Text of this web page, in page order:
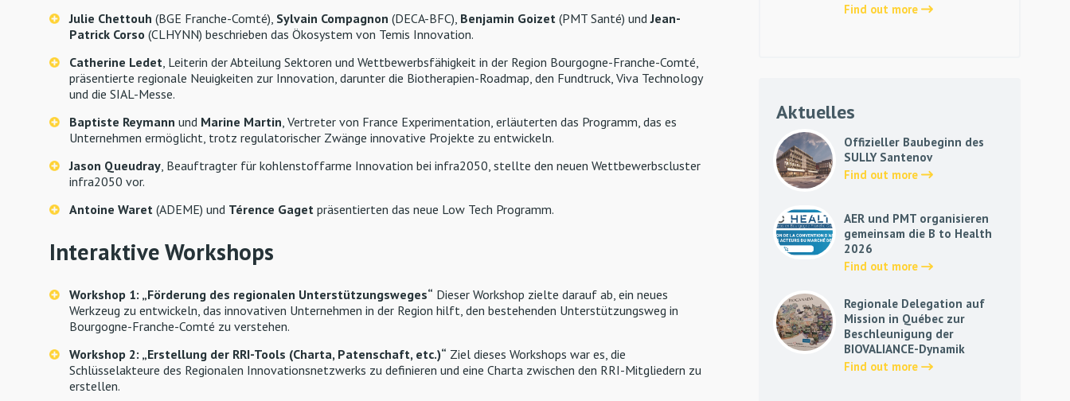
Julie Chettouh (BGE Franche-Comté), Sylvain Compagnon (DECA-BFC), Benjamin Goizet (PMT Santé) undJean-
Patrick Corso (CLHYNN) beschrieben das Ökosystem von Temis Innovation.
Catherine Ledet, Leiterin der Abteilung Sektoren und Wettbewerbsfähigkeit in der Region Bourgogne-Franche-Comté,
präsentierte regionale Neuigkeiten zur Innovation, darunter die Biotherapien-Roadmap, den Fundtruck, Viva Technology
und die SIAL-Messe.
Baptiste Reymann und Marine Martin, Vertreter von France Experimentation, erläuterten das Programm, das es
Unternehmen ermöglicht, trotz regulatorischer Zwänge innovative Projekte zu entwickeln.
Jason Queudray, Beauftragter für kohlenstoffarme Innovation bei infra2050, stellte den neuen Wettbewerbscluster
infra2050 vor.
Antoine Waret (ADEME) und Térence Gaget präsentierten das neue Low Tech Programm.
Interaktive Workshops
Workshop 1: „Förderung des regionalen Unterstützungsweges“ Dieser Workshop zielte darauf ab, ein neues
Werkzeug zu entwickeln, das innovativen Unternehmen in der Region hilft, den bestehenden Unterstützungsweg in
Bourgogne-Franche-Comté zu verstehen.
Workshop 2: „Erstellung der RRI-Tools (Charta, Patenschaft, etc.)“ Ziel dieses Workshops war es, die
Schlüsselakteure des Regionalen Innovationsnetzwerks zu definieren und eine Charta zwischen den RRI-Mitgliedern zu
erstellen.
Find out more
Aktuelles
Offizieller Baubeginn des
SULLY Santenov
Find out more
AER und PMT organisieren
gemeinsam die B to Health
2026
Find out more
Regionale Delegation auf
Mission in Québec zur
Beschleunigung der
BIOVALIANCE-Dynamik
Find out more